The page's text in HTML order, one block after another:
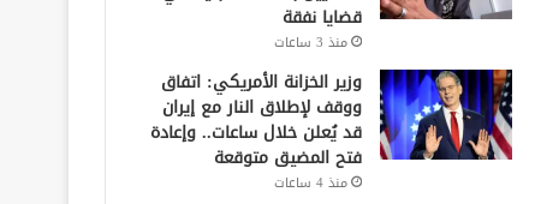
قضايا نفقة
منذ 3 ساعات
وزير الخزانة الأمريكي: اتفاق
ووقف لإطلاق النار مع إيران
قد يُعلن خلال ساعات.. وإعادة
فتح المضيق متوقعة
منذ 4 ساعات